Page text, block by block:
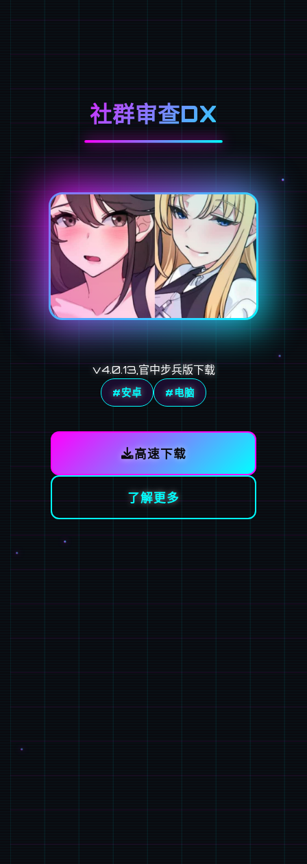
社群审查DX
v4.0.13,官中步兵版下载
#安卓 #电脑
高速下载
了解更多